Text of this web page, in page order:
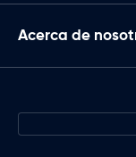
Acerca de